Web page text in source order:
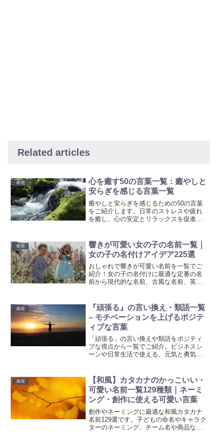
Related articles
表現
心を癒す50の言葉一覧：癒やしと
安らぎを感じる言葉一覧
癒やしと安らぎを感じるための50の言葉
をご紹介します。日常のストレスや疲れ
を癒し、心の安定とリラックスを促進す
表現
響きが可愛い女の子の名前一覧｜
女の子の名付けアイデア225選
おしゃれで響きが可愛い名前を一覧でご
紹介！女の子の名付けに最適な定番の名
前から現代的な名前、古風な名前、英語
表現
『頑張る』の言い換え・類語一覧
– モチベーションを上げるポジテ
ィブな言葉
「頑張る」の言い換えや類語をポジティ
ブな視点から一覧でご紹介。ビジネスシ
ーンや日常生活で使える、元気と勇気を
さい。
表現
【和風】カタカナのかっこいい・
可愛い名前一覧129種類｜ネーミ
ング・創作に使える可愛い言葉
創作やネーミングに最適な和風カタカナ
名前129選です。子どもの命名やキャラク
ターのネーミング、チーム名や商品など